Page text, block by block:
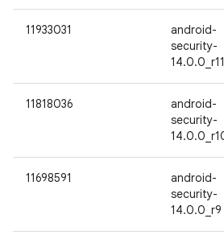
11933031
android-
security-
14.0.0_r11
11818036
android-
security-
11698591
android-
security-
14.0.0_r9